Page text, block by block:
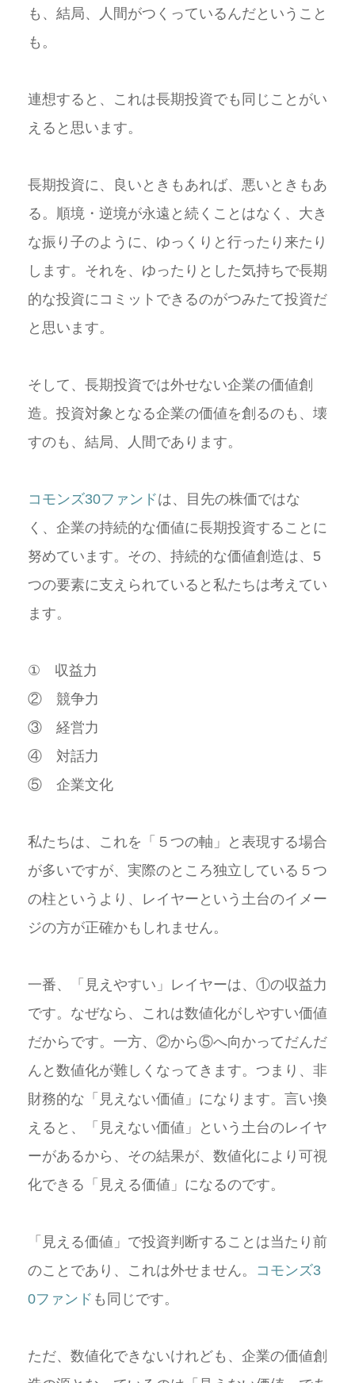
も、結局、人間がつくっているんだということ
も。
連想すると、これは長期投資でも同じことがい
えると思います。
長期投資に、良いときもあれば、悪いときもあ
る。順境・逆境が永遠と続くことはなく、大き
な振り子のように、ゆっくりと行ったり来たり
します。それを、ゆったりとした気持ちで長期
的な投資にコミットできるのがつみたて投資だ
と思います。
そして、長期投資では外せない企業の価値創
造。投資対象となる企業の価値を創るのも、壊
すのも、結局、人間であります。
コモンズ30ファンドは、目先の株価ではな
く、企業の持続的な価値に長期投資することに
努めています。その、持続的な価値創造は、5
つの要素に支えられていると私たちは考えてい
ます。
① 収益力
② 競争力
③ 経営力
④ 対話力
⑤ 企業文化
私たちは、これを「５つの軸」と表現する場合
が多いですが、実際のところ独立している５つ
の柱というより、レイヤーという土台のイメー
ジの方が正確かもしれません。
一番、「見えやすい」レイヤーは、①の収益力
です。なぜなら、これは数値化がしやすい価値
だからです。一方、②から⑤へ向かってだんだ
んと数値化が難しくなってきます。つまり、非
財務的な「見えない価値」になります。言い換
えると、「見えない価値」という土台のレイヤ
ーがあるから、その結果が、数値化により可視
化できる「見える価値」になるのです。
「見える価値」で投資判断することは当たり前
のことであり、これは外せません。 コモンズ3
0ファンド も同じです。
ただ、数値化できないけれども、企業の価値創